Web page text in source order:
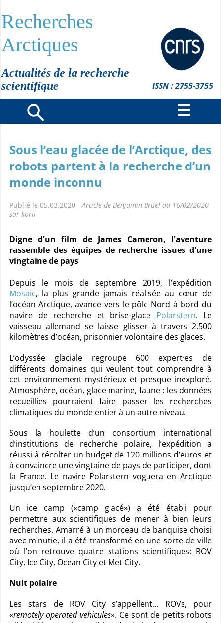
Recherches
Arctiques
Actualités de la recherche
scientifique
ISSN : 2755-3755
Sous l’eau glacée de l’Arctique, des
robots partent à la recherche d’un
monde inconnu
Publié le 05.03.2020 -Article de Benjamin Bruel du 16/02/2020
sur korii
Digne d'un film de James Cameron, l'aventure
rassemble des équipes de recherche issues d'une
vingtaine de pays
Depuis le mois de septembre 2019, l’expédition
Mosaic, la plus grande jamais réalisée au cœur de
l’océan Arctique, avance vers le pôle Nord à bord du
navire de recherche et brise-glace Polarstern. Le
vaisseau allemand se laisse glisser à travers 2.500
kilomètres d’océan, prisonnier volontaire des glaces.
L’odyssée glaciale regroupe 600 expert·es de
différents domaines qui veulent tout comprendre à
cet environnement mystérieux et presque inexploré.
Atmosphère, océan, glace marine, faune : les données
recueillies pourraient faire passer les recherches
climatiques du monde entier à un autre niveau.
Sous la houlette d’un consortium international
d’institutions de recherche polaire, l’expédition a
réussi à récolter un budget de 120 millions d’euros et
à convaincre une vingtaine de pays de participer, dont
la France. Le navire Polarstern voguera en Arctique
jusqu’en septembre 2020.
Un ice camp («camp glacé») a été établi pour
permettre aux scientifiques de mener à bien leurs
recherches. Amarré à un morceau de banquise choisi
avec minutie, il a été transformé en une sorte de ville
où l’on retrouve quatre stations scientifiques: ROV
City, Ice City, Ocean City et Met City.
Nuit polaire
Les stars de ROV City s’appellent… ROVs, pour
«remotely operated vehicules». Ce sont de petits robots